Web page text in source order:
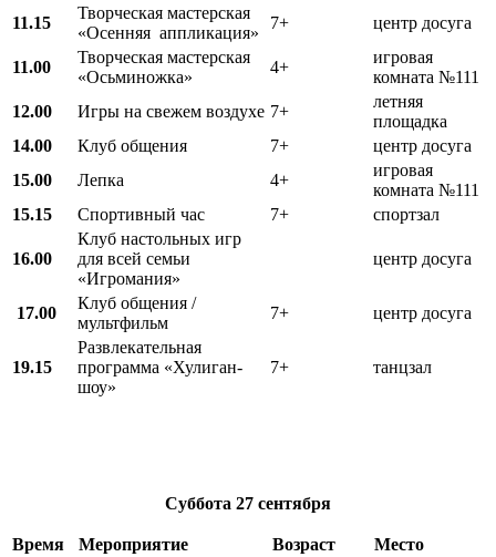
11.15
Творческая мастерская
«Осенняя аппликация»
7+ центр досуга
11.00
Творческая мастерская
«Осьминожка»
4+
игровая
комната №111
12.00
Игры на свежем воздухе 7+
летняя
площадка
14.00
Клуб общения 7+
центр досуга
15.00
Лепка 4+
игровая
комната №111
15.15
Спортивный час 7+ спортзал
16.00
Клуб настольных игр
для всей семьи
«Игромания»
центр досуга
17.00
Клуб общения /
мультфильм
7+ центр досуга
19.15
Развлекательная
программа «Хулиган-
шоу»
7+ танцзал
Суббота 27 сентября
Время Мероприятие Возраст
Место